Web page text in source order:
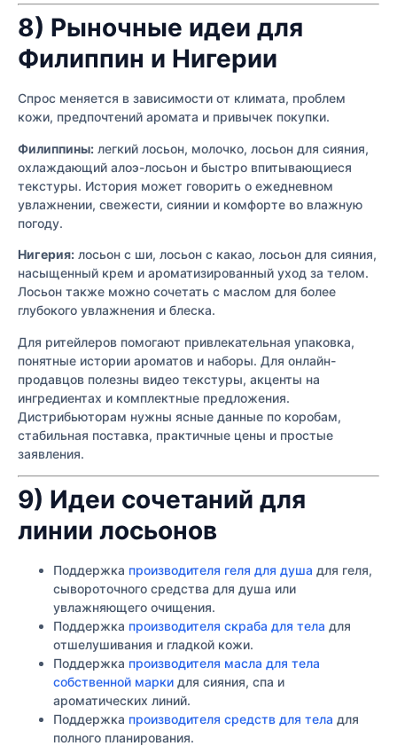
8) Рыночные идеи для
Филиппин и Нигерии
Спрос меняется в зависимости от климата, проблем
кожи, предпочтений аромата и привычек покупки.
Филиппины: легкий лосьон, молочко, лосьон для сияния,
охлаждающий алоэ-лосьон и быстро впитывающиеся
текстуры. История может говорить о ежедневном
увлажнении, свежести, сиянии и комфорте во влажную
погоду.
Нигерия: лосьон с ши, лосьон с какао, лосьон для сияния,
насыщенный крем и ароматизированный уход за телом.
Лосьон также можно сочетать с маслом для более
глубокого увлажнения и блеска.
Для ритейлеров помогают привлекательная упаковка,
понятные истории ароматов и наборы. Для онлайн-
продавцов полезны видео текстуры, акценты на
ингредиентах и комплектные предложения.
Дистрибьюторам нужны ясные данные по коробам,
стабильная поставка, практичные цены и простые
заявления.
9) Идеи сочетаний для
линии лосьонов
Поддержка производителя геля для душа для геля,
сывороточного средства для душа или
увлажняющего очищения.
Поддержка производителя скраба для тела для
отшелушивания и гладкой кожи.
Поддержка производителя масла для тела
собственной марки для сияния, спа и
ароматических линий.
Поддержка производителя средств для тела для
полного планирования.